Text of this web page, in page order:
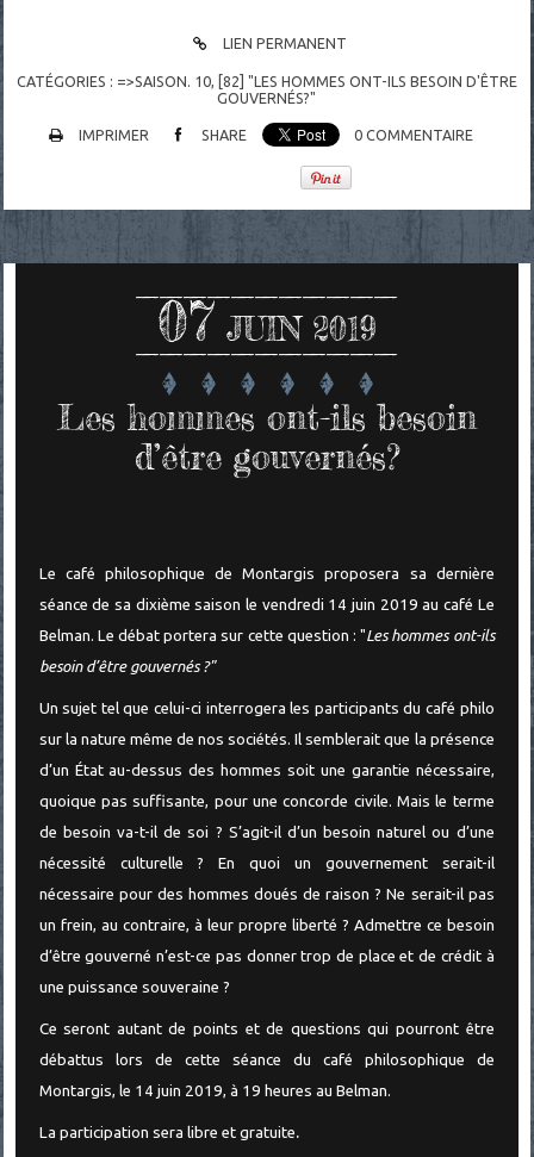
LIEN PERMANENT
CATÉGORIES : =>SAISON. 10, [82] "LES HOMMES ONT-ILS BESOIN D'ÊTRE
GOUVERNÉS?"
IMPRIMER SHARE 0 COMMENTAIRE
07 JUIN 2019
Les hommes ont-ils besoin
d’être gouvernés?
Le café philosophique de Montargis proposera sa dernière
séance de sa dixième saison le vendredi 14 juin 2019 au café Le
Belman. Le débat portera sur cette question : "Les hommes ont-ils
besoin d’être gouvernés ?"
Un sujet tel que celui-ci interrogera les participants du café philo
sur la nature même de nos sociétés. Il semblerait que la présence
d’un État au-dessus des hommes soit une garantie nécessaire,
quoique pas suffisante, pour une concorde civile. Mais le terme
de besoin va-t-il de soi ? S’agit-il d’un besoin naturel ou d’une
nécessité culturelle ? En quoi un gouvernement serait-il
nécessaire pour des hommes doués de raison ? Ne serait-il pas
un frein, au contraire, à leur propre liberté ? Admettre ce besoin
d’être gouverné n’est-ce pas donner trop de place et de crédit à
une puissance souveraine ?
Ce seront autant de points et de questions qui pourront être
débattus lors de cette séance du café philosophique de
Montargis, le 14 juin 2019, à 19 heures au Belman.
La participation sera libre et gratuite.